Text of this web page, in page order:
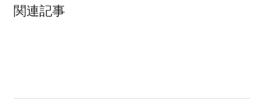
関連記事